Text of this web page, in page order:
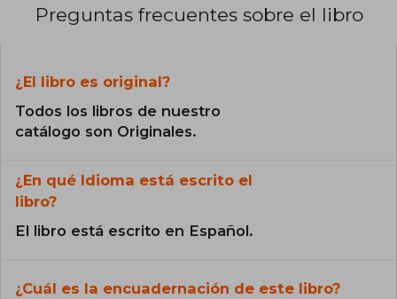
Preguntas frecuentes sobre el libro
¿El libro es original?
Todos los libros de nuestro
catálogo son Originales.
¿En qué Idioma está escrito el
libro?
El libro está escrito en Español.
¿Cuál es la encuadernación de este libro?